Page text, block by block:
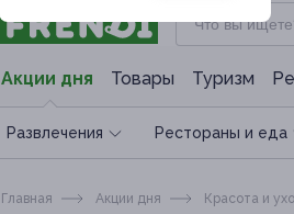
Акции дня Товары Туризм
Развлечения Рестораны и еда
Главная Акции дня Красота и